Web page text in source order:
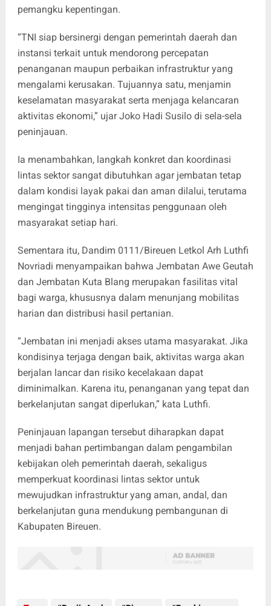
pemangku kepentingan.
“TNI siap bersinergi dengan pemerintah daerah dan
instansi terkait untuk mendorong percepatan
penanganan maupun perbaikan infrastruktur yang
mengalami kerusakan. Tujuannya satu, menjamin
keselamatan masyarakat serta menjaga kelancaran
aktivitas ekonomi,” ujar Joko Hadi Susilo di sela-sela
peninjauan.
Ia menambahkan, langkah konkret dan koordinasi
lintas sektor sangat dibutuhkan agar jembatan tetap
dalam kondisi layak pakai dan aman dilalui, terutama
mengingat tingginya intensitas penggunaan oleh
masyarakat setiap hari.
Sementara itu, Dandim 0111/Bireuen Letkol Arh Luthfi
Novriadi menyampaikan bahwa Jembatan Awe Geutah
dan Jembatan Kuta Blang merupakan fasilitas vital
bagi warga, khususnya dalam menunjang mobilitas
harian dan distribusi hasil pertanian.
“Jembatan ini menjadi akses utama masyarakat. Jika
kondisinya terjaga dengan baik, aktivitas warga akan
berjalan lancar dan risiko kecelakaan dapat
diminimalkan. Karena itu, penanganan yang tepat dan
berkelanjutan sangat diperlukan,” kata Luthfi.
Peninjauan lapangan tersebut diharapkan dapat
menjadi bahan pertimbangan dalam pengambilan
kebijakan oleh pemerintah daerah, sekaligus
memperkuat koordinasi lintas sektor untuk
mewujudkan infrastruktur yang aman, andal, dan
berkelanjutan guna mendukung pembangunan di
Kabupaten Bireuen.